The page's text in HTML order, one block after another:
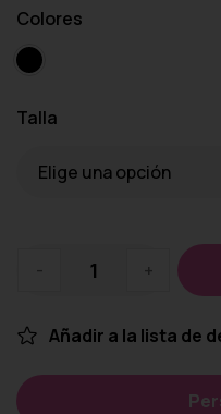
Colores
Talla
- +
Añadir a la lista de